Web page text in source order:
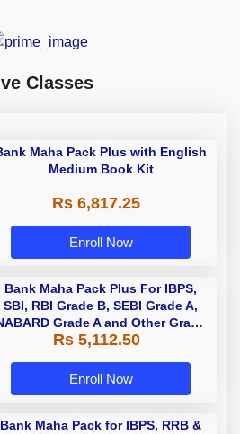
Classes
Maha Pack Plus with English
Medium Book Kit
Rs 6,817.25
Enroll Now
Bank Maha Pack Plus For IBPS,
SBI, RBI Grade B, SEBI Grade A,
Grade A and Other Grade
A & Grade B Bank Exams
Rs 5,112.50
Enroll Now
Bank Maha Pack for IBPS, RRB &